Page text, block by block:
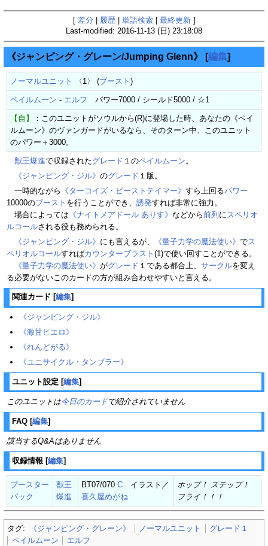
[ 差分 履歴| 単語検索| 最終更新]
Last-modified: 2016-11-13 (日) 23:18:08
《ジャンピング・グレーン/Jumping Glenn》 [編集]
ノーマルユニット 〈1〉 (ブースト )
ペイルムーン - エルフ パワー7000 / シールド5000 / ☆1
【自】
：このユニットがソウルから(R)に登場した時、あなたの《ペイ
ルムーン》のヴァンガードがいるなら、そのターン中、このユニット
のパワー＋3000。
獣王爆進で収録されたグレード １のペイルムーン。
《ジャンピング・ジル》 のグレード １版。
一時的ながら 《ターコイズ・ビーストテイマー》 すら上回るパワー
10000のブースト を行うことができ、 誘発すれば非常に強力。
場合によっては 《ナイトメアドール ありす》 などから前列 にスペリオ
ルコールされる役も務められる。
《ジャンピング・ジル》 にも言えるが、 《量子力学の魔法使い》 でス
ペリオルコールすればカウンターブラスト (1)で使い回すことができる。
《量子力学の魔法使い》 がグレード １である都合上、 サークルを変え
る必要がないこのカードの方が組み合わせやすいと言える。
関連カード [編集]
《ジャンピング・ジル》
《激甘ピエロ》
《れんどがる》
《ユニサイクル・タンブラー》
ユニット設定 [編集]
このユニットは今日のカードで紹介されていません
FAQ [編集]
該当するQ&Aはありません
収録情報 [編集]
ブースター
パック
獣王
爆進
BT07/070 C イラスト／
喜久屋めがね
ホップ！ ステップ！
フライ！！！
タグ: 《ジャンピング・グレーン》 ノーマルユニット
グレード１
ペイルムーン
エルフ